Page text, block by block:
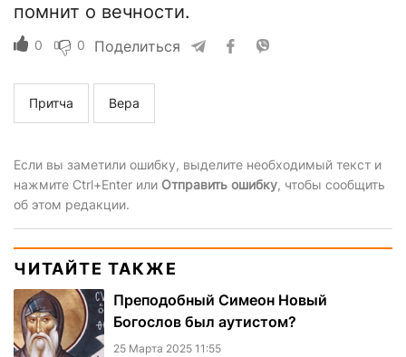
помнит о вечности.
0 0 Поделиться
Притча Вера
Если вы заметили ошибку, выделите необходимый текст и
нажмите Ctrl+Enter или Отправить ошибку, чтобы сообщить
об этом редакции.
ЧИТАЙТЕ ТАКЖЕ
Преподобный Симеон Новый
Богослов был аутистом?
25 Марта 2025 11:55